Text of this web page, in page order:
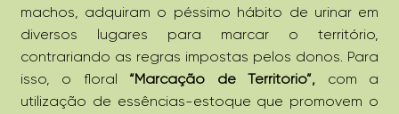
machos, adquiram o péssimo hábito de urinar em
diversos lugares para marcar o território,
contrariando as regras impostas pelos donos. Para
isso, o floral “Marcação de Território”, com a
utilização de essências-estoque que promovem o